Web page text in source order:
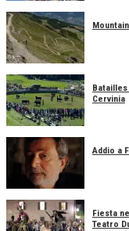
Cervinia
Addio a
Fiesta
Teatro